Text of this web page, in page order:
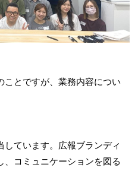
ことですが、業務内容につい
ています。広報ブランディ
、コミュニケーションを図る